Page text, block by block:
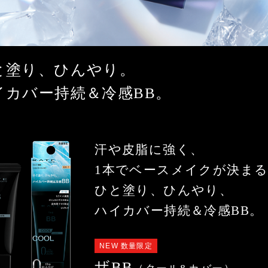
塗り、ひんやり。
カバー持続＆冷感BB。
汗や皮脂に強く、
1本でベースメイクが決ま
ひと塗り、ひんやり、
ハイカバー持続＆冷感BB。
NEW 数量限定